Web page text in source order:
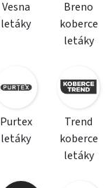
Vesna
letáky
Breno
koberce
letáky
Purtex
letáky
Trend
koberce
letáky